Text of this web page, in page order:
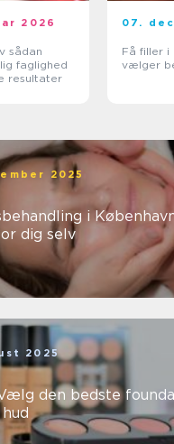
2026
faglighed
resultater
07.
Få filler i
vælger
2025
i
dig selv
2025
den bedste